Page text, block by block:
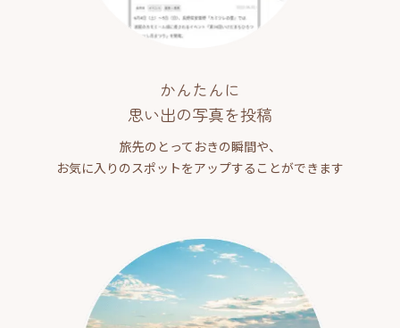
かんたんに
思い出の写真を投稿
旅先のとっておきの瞬間や、
お気に入りのスポットをアップすることができます